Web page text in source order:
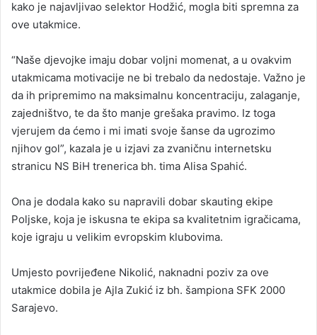
kako je najavljivao selektor Hodžić, mogla biti spremna za
ove utakmice.
“Naše djevojke imaju dobar voljni momenat, a u ovakvim
utakmicama motivacije ne bi trebalo da nedostaje. Važno je
da ih pripremimo na maksimalnu koncentraciju, zalaganje,
zajedništvo, te da što manje grešaka pravimo. Iz toga
vjerujem da ćemo i mi imati svoje šanse da ugrozimo
njihov gol”, kazala je u izjavi za zvaničnu internetsku
stranicu NS BiH trenerica bh. tima Alisa Spahić.
Ona je dodala kako su napravili dobar skauting ekipe
Poljske, koja je iskusna te ekipa sa kvalitetnim igračicama,
koje igraju u velikim evropskim klubovima.
Umjesto povrijeđene Nikolić, naknadni poziv za ove
utakmice dobila je Ajla Zukić iz bh. šampiona SFK 2000
Sarajevo.